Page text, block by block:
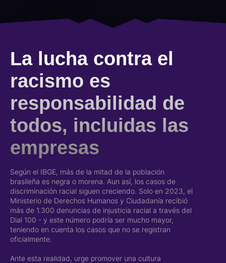
La lucha contra el
racismo es
responsabilidad de
todos, incluidas las
empresas
Según el IBGE, más de la mitad de la población
brasileña es negra o morena. Aun así, los casos de
discriminación racial siguen creciendo. Solo en 2023, el
Ministerio de Derechos Humanos y Ciudadanía recibió
más de 1.300 denuncias de injusticia racial a través del
Dial 100 - y este número podría ser mucho mayor,
teniendo en cuenta los casos que no se registran
oficialmente.
Ante esta realidad, urge promover una cultura